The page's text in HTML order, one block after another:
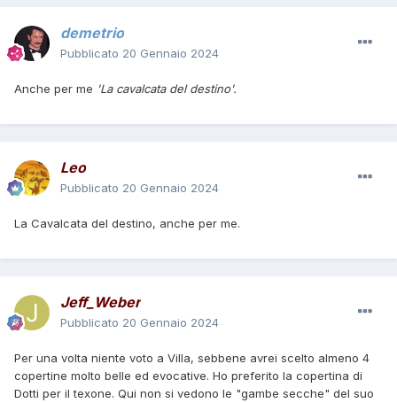
demetrio
Pubblicato 20 Gennaio 2024
Anche per me 'La cavalcata del destino'.
Leo
Pubblicato 20 Gennaio 2024
La Cavalcata del destino, anche per me.
Jeff_Weber
Pubblicato 20 Gennaio 2024
Per una volta niente voto a Villa, sebbene avrei scelto almeno 4
copertine molto belle ed evocative. Ho preferito la copertina di
Dotti per il texone. Qui non si vedono le "gambe secche" del suo